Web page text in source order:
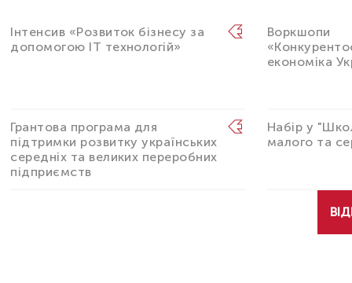
Інтенсив «Розвиток бізнесу за
допомогою IT технологій»
Воркшопи
економіка
Грантова програма для
підтримки розвитку українських
середніх та великих переробних
підприємств
Набір у
малого та